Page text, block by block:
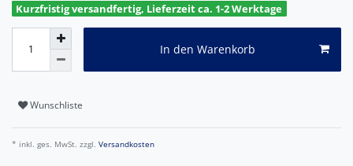
Kurzfristig versandfertig, Lieferzeit ca. 1-2 Werktage
In den Warenkorb
Wunschliste
* inkl. ges. MwSt. zzgl. Versandkosten